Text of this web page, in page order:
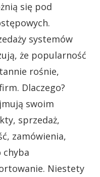
się pod
systemów
że popularność
rośnie,
Dlaczego?
swoim
sprzedaż,
zamówienia,
chyba
Niestety